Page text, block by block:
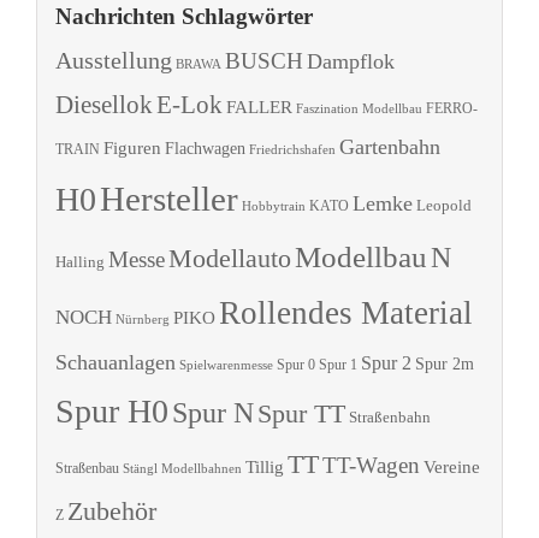
Nachrichten Schlagwörter
Ausstellung BRAWA BUSCH Dampflok
DiesellokE-LokFALLER Faszination Modellbau FERRO-
TRAIN Figuren Flachwagen Friedrichshafen Gartenbahn
H0Hersteller Hobbytrain KATO Lemke Leopold
Halling MesseModellautoModellbauN
NOCH Nürnberg PIKO Rollendes Material
Schauanlagen Spielwarenmesse Spur 0 Spur 1 Spur 2 Spur 2m
Spur H0Spur NSpur TT Straßenbahn
Straßenbau Stängl Modellbahnen Tillig TTTT-Wagen Vereine
Z Zubehör